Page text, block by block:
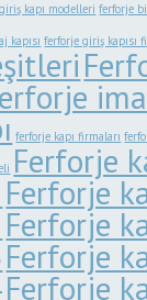
kapı modelleri ferforje
kapısı ferforje giriş kapısı
ferforje kapı firmaları
Ferforje
Ferforje
Ferforje
Ferforje
Ferforje